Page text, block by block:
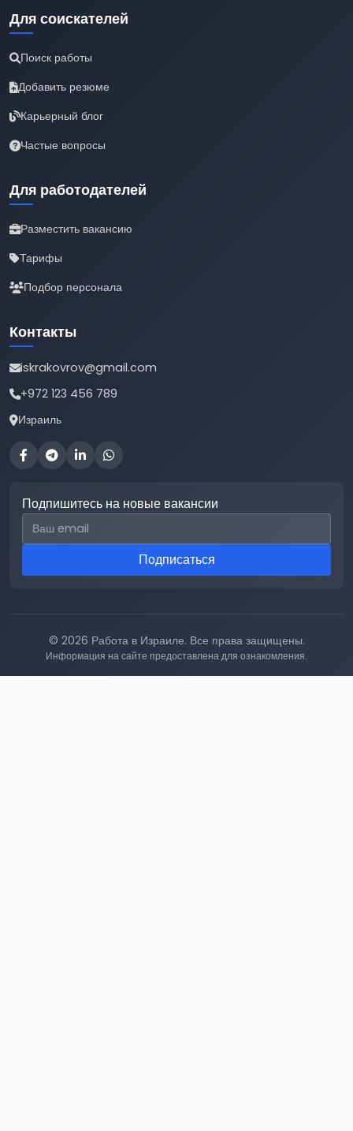
Для соискателей
Поиск работы
Добавить резюме
Карьерный блог
Частые вопросы
Для работодателей
Разместить вакансию
Тарифы
Подбор персонала
Контакты
iskrakovrov@gmail.com
+972 123 456 789
Израиль
Подпишитесь на новые вакансии
Email для подписки
Подписаться
© 2026 Работа в Израиле. Все права защищены.
Информация на сайте предоставлена для ознакомления.